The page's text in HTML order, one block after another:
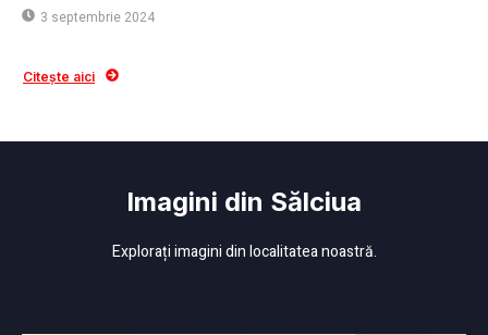
3 septembrie 2024
Citește aici
Imagini din Sălciua
Explorați imagini din localitatea noastră.